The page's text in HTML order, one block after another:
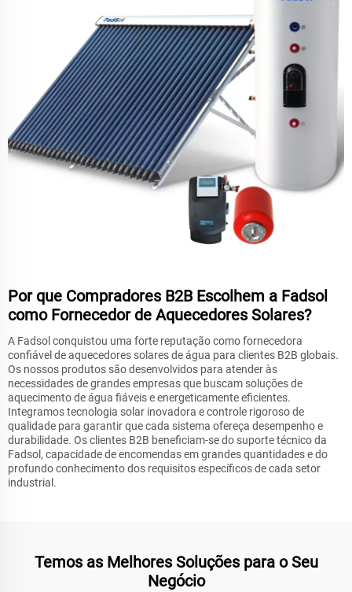
Por que Compradores B2B Escolhem a Fadsol
como Fornecedor de Aquecedores Solares?
A Fadsol conquistou uma forte reputação como fornecedora
confiável de aquecedores solares de água para clientes B2B globais.
Os nossos produtos são desenvolvidos para atender às
necessidades de grandes empresas que buscam soluções de
aquecimento de água fiáveis e energeticamente eficientes.
Integramos tecnologia solar inovadora e controle rigoroso de
qualidade para garantir que cada sistema ofereça desempenho e
durabilidade. Os clientes B2B beneficiam-se do suporte técnico da
Fadsol, capacidade de encomendas em grandes quantidades e do
profundo conhecimento dos requisitos específicos de cada setor
industrial.
Temos as Melhores Soluções para o Seu
Negócio